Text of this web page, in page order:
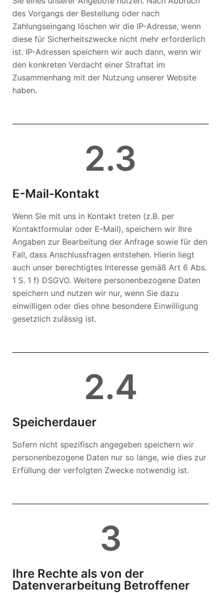
des Vorgangs der Bestellung oder nach
Zahlungseingang löschen wir die IP-Adresse, wenn
diese für Sicherheitszwecke nicht mehr erforderlich
ist. IP-Adressen speichern wir auch dann, wenn wir
den konkreten Verdacht einer Straftat im
Zusammenhang mit der Nutzung unserer Website
haben.
2.3
E-Mail-Kontakt
Wenn Sie mit uns in Kontakt treten (z.B. per
Kontaktformular oder E-Mail), speichern wir Ihre
Angaben zur Bearbeitung der Anfrage sowie für den
Fall, dass Anschlussfragen entstehen. Hierin liegt
auch unser berechtigtes Interesse gemäß Art 6 Abs.
1 S. 1 f) DSGVO. Weitere personenbezogene Daten
speichern und nutzen wir nur, wenn Sie dazu
einwilligen oder dies ohne besondere Einwilligung
gesetzlich zulässig ist.
2.4
Speicherdauer
Sofern nicht spezifisch angegeben speichern wir
personenbezogene Daten nur so lange, wie dies zur
Erfüllung der verfolgten Zwecke notwendig ist.
3
Ihre Rechte als von der
Datenverarbeitung Betroffener